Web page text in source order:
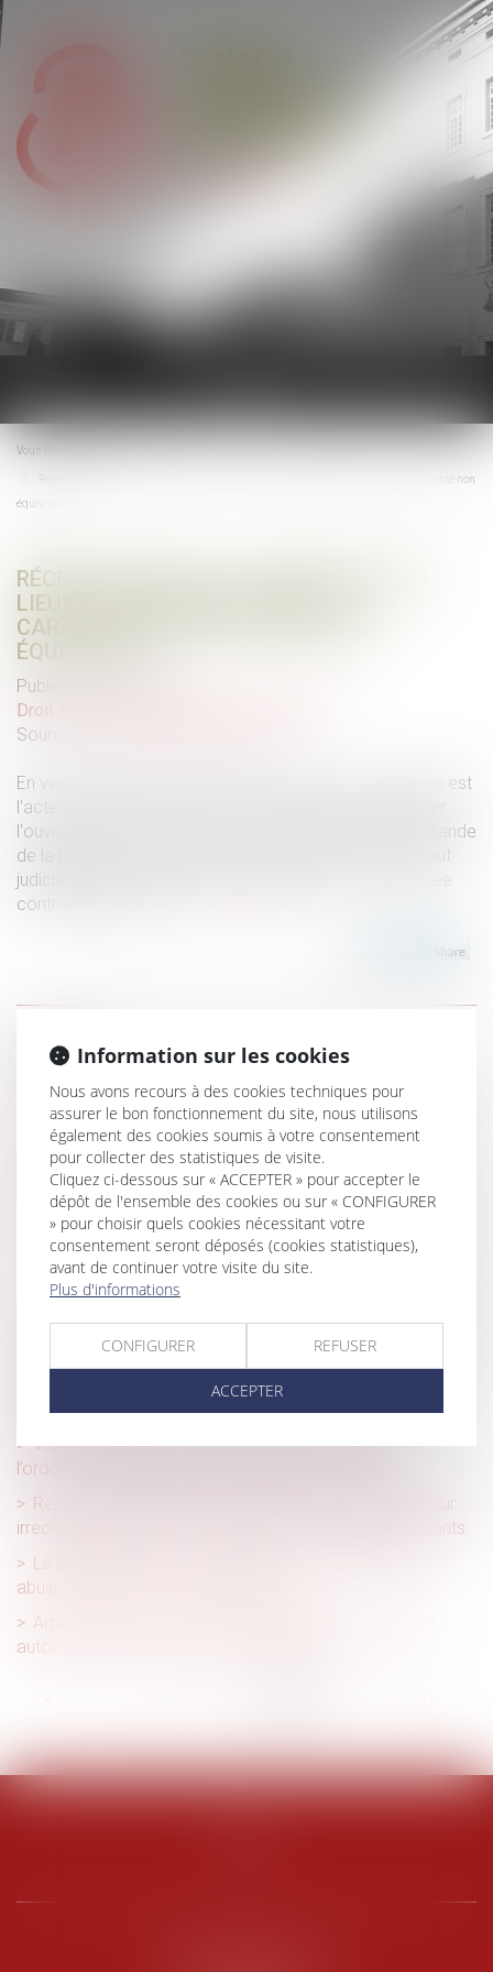
le
menu
Vous êtes ici :
Réception tacite : l’occupation des lieux est insuffisante pour caractériser une volonté non
équivoque
RÉCEPTION TACITE : L’OCCUPATION DES
LIEUX EST INSUFFISANTE POUR
CARACTÉRISER UNE VOLONTÉ NON
ÉQUIVOQUE
Publié le :
Droit immobilier
Source :
En vertu de l’article 1792-6 du Code civil : « La réception est
l'acte par lequel le maître de l'ouvrage déclare accepter
l'ouvrage avec ou sans réserve. Elle intervient à la demande
de la partie la plus diligente, soit à l'amiable, soit à défaut
judiciairement. Elle est, en tout état de cause, prononcée
contradictoirement. »...
Historique
CJUE : la protection du consommateur pour les services
en ligne
Fixation du loyer du bail renouvelé : compétence et
volonté des parties
Réception tacite : l’occupation des lieux est insuffisante
pour caractériser une volonté non équivoque
QPC : pension d'invalidité et ressources du concubin
Bail mobilité : comment le projet phare de la loi Elan a été
détourné de son objectif
intégrer des mentions obligatoires dans l'invitation à
négocier le PAP
Violences conjugales : extension du bénéfice de
l’ordonnance de protection aux enfants du couple
Rejet de la saisine par l’Autorité de la concurrence pour
irrecevabilité du recours en l’absence d’éléments probants
La possible retenue sur salaire en cas de caractère
abusif du droit de retrait des salariés
Arrêt de travail : la victime peut pratiquer une activité
autorisée expressément et préalablement
> >>
Information sur les cookies
Nous avons recours à des cookies techniques pour
assurer le bon fonctionnement du site, nous utilisons
également des cookies soumis à votre consentement
pour collecter des statistiques de visite.
Cliquez ci-dessous sur « ACCEPTER » pour accepter le
dépôt de l'ensemble des cookies ou sur « CONFIGURER
» pour choisir quels cookies nécessitant votre
consentement seront déposés (cookies statistiques),
avant de continuer votre visite du site.
Plus d'informations
CONFIGURER REFUSER
ACCEPTER